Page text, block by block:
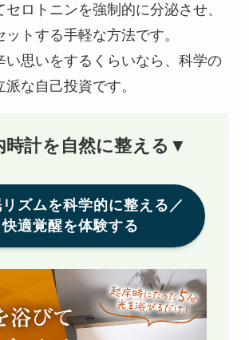
ロトニンを強制的に分泌させ、
トする手軽な方法です。
い思いをするくらいなら、科学の
な自己投資です。
時計を自然に整える▼
ズムを科学的に整える／
快適覚醒を体験する